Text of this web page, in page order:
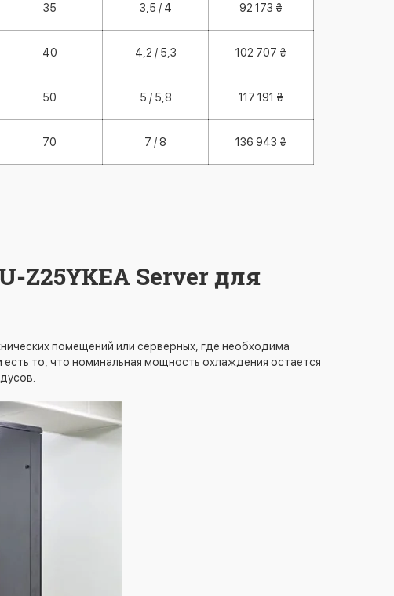
35 3,5 / 4 92 173 ₴
40 4,2 / 5,3 102 707 ₴
50 5 / 5,8 117 191 ₴
70 7 / 8 136 943 ₴
Z25YKEA Server для
помещений или серверных, где необходима
то, что номинальная мощность охлаждения остается